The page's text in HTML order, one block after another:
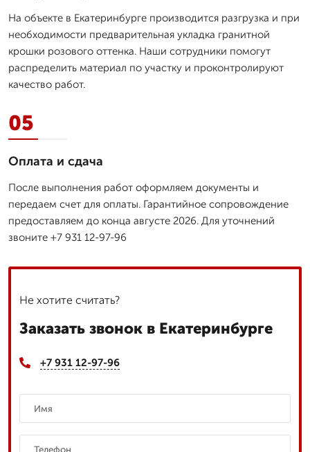
На объекте в Екатеринбурге производится разгрузка и при
необходимости предварительная укладка гранитной
крошки розового оттенка. Наши сотрудники помогут
распределить материал по участку и проконтролируют
качество работ.
05
Оплата и сдача
После выполнения работ оформляем документы и
передаем счет для оплаты. Гарантийное сопровождение
предоставляем до конца августе 2026. Для уточнений
звоните +7 931 12-97-96
Не хотите считать?
Заказать звонок в Екатеринбурге
+7 931 12-97-96